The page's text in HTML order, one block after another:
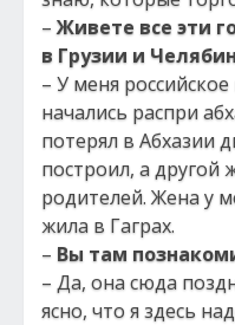
–Живете все эти
в Грузии и
– У меня
начались распри
потерял в Абхазии
построил, а другой
родителей. Жена у
жила в Гаграх.
– Вы там
– Да, она сюда
ясно, что я здесь